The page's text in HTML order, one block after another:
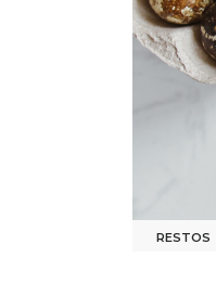
RESTOS